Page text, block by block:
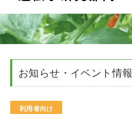
お知らせ・イベント情報
利用者向け